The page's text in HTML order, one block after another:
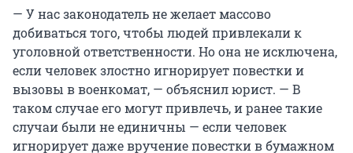
— У нас законодатель не желает массово
добиваться того, чтобы людей привлекали к
уголовной ответственности. Но она не исключена,
если человек злостно игнорирует повестки и
вызовы в военкомат, — объяснил юрист. — В
таком случае его могут привлечь, и ранее такие
случаи были не единичны — если человек
игнорирует даже вручение повестки в бумажном